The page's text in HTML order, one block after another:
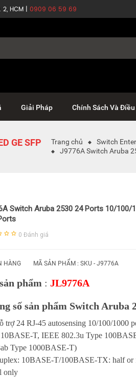
2, HCM | 0909 06 59 69
Giải Pháp Chính Sách Và
GE SFP
Trang chủ Switch
J9776A Switch Aruba
Switch Aruba 2530 24 Ports 10/100/
0 Đánh giá
HÀNG MÃ SẢN PHẨM : SKU - J9776A
phẩm : JL9776A
số sản phẩm Switch Aruba
trợ 24 RJ-45 autosensing 10/100/1000
T, IEEE 802.3u Type
Type 1000BASE-T)
10BASE-T/100BASE-TX: half
only